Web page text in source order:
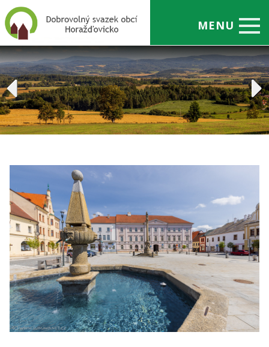
MENU
Úvod
O nás
Odpady
Projekty
Úřední deska
Zajímavosti
Kontakty